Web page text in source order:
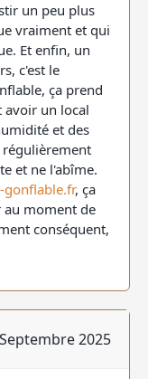
un peu plus
vraiment et qui
Et enfin, un
c'est le
ça prend
avoir un local
et des
et ne l'abîme.
gonflable.fr, ça
au moment de
conséquent,
2025